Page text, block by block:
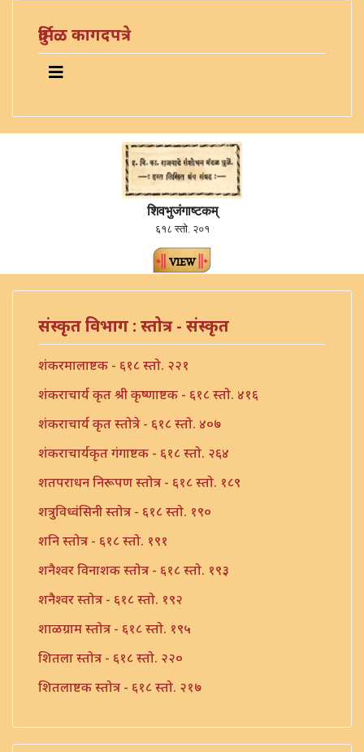
दुर्मिळ कागदपत्रे
शिवभुजंगाष्टकम्
६१८ स्तो. २०१
संस्कृत विभाग : स्तोत्र - संस्कृत
शंकरमालाष्टक - ६१८ स्तो. २२१
शंकराचार्य कृत श्री कृष्णाष्टक - ६१८ स्तो. ४१६
शंकराचार्य कृत स्तोत्रे - ६१८ स्तो. ४०७
शंकराचार्यकृत गंगाष्टक - ६१८ स्तो. २६४
शतपराधन निरूपण स्तोत्र - ६१८ स्तो. १८९
शत्रुविध्वंसिनी स्तोत्र - ६१८ स्तो. १९०
शनि स्तोत्र - ६१८ स्तो. १९१
शनैश्वर विनाशक स्तोत्र - ६१८ स्तो. १९३
शनैश्वर स्तोत्र - ६१८ स्तो. १९२
शाळग्राम स्तोत्र - ६१८ स्तो. १९५
शितला स्तोत्र - ६१८ स्तो. २२०
शितलाष्टक स्तोत्र - ६१८ स्तो. २१७
शिव नामावली - ६१८ स्तो. ३९०